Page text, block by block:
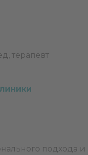
терапевт
подхода и